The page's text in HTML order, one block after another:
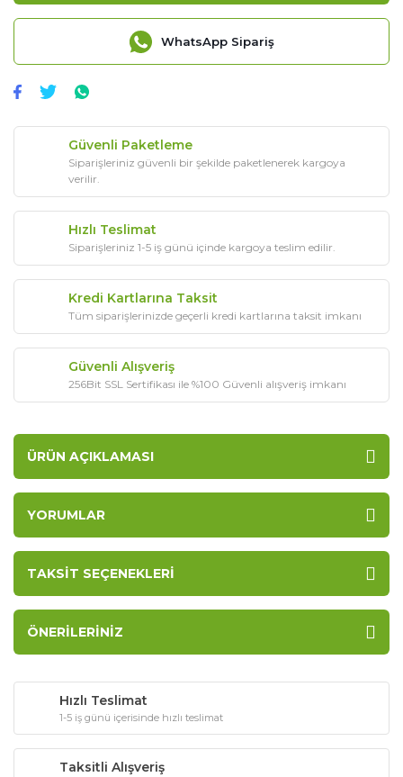
WhatsApp Sipariş
Güvenli Paketleme
Siparişleriniz güvenli bir şekilde paketlenerek kargoya
verilir.
Hızlı Teslimat
Siparişleriniz 1-5 iş günü içinde kargoya teslim edilir.
Kredi Kartlarına Taksit
Tüm siparişlerinizde geçerli kredi kartlarına taksit imkanı
Güvenli Alışveriş
256Bit SSL Sertifikası ile %100 Güvenli alışveriş imkanı
ÜRÜN AÇIKLAMASI
YORUMLAR
TAKSIT SEÇENEKLERI
ÖNERILERINIZ
Hızlı Teslimat
1-5 iş günü içerisinde hızlı teslimat
Taksitli Alışveriş